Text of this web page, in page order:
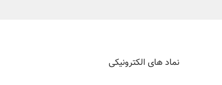
نماد های الکترونیکی